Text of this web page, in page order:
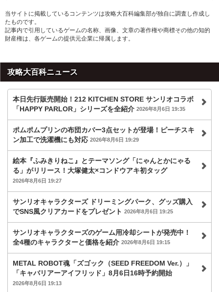
当サイトに掲載しているコンテンツは攻略大百科編集部が独自に調査し作成し
たものです。
記事内で引用しているゲームの名称、画像、文章の著作権や商標その他の知的
財産権は、各ゲームの提供元企業に帰属します。
攻略大百科ニュース
本日先行販売開始！212 KITCHEN STORE サンリオコラボ
「HAPPY PARLOR」シリーズを全紹介 2026年8月6日 19:35
ポムポムプリンの布団カバー3点セットが登場！ピーチスキ
ン加工で洗濯機にも対応 2026年8月6日 19:29
絵本『ふみきりねこ』とテーマソング「にゃんとかにゃる
る」がリリース！大塚健太×コンドウアキ初タッグ
2026年8月6日 19:27
サンリオキャラクターズ ドリーミングパーク、グッズ購入
でSNS風クリアカードをプレゼント 2026年8月6日 19:25
サンリオキャラクターズのゲーム用冷却シートが発売中！
全4種のキャラクターと価格を紹介 2026年8月6日 19:15
METAL ROBOT魂「ズゴック（SEED FREEDOM Ver.）」
「キャバリアーアイフリッド」8月6日16時予約開始
2026年8月6日 19:13